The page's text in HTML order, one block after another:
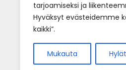
tarjoamiseksi ja
Hyväksyt evästeidemme
kaikki”.
Mukauta